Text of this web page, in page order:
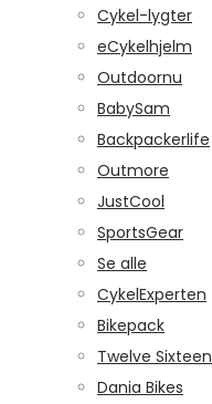
Cykel-lygter
eCykelhjelm
Outdoornu
BabySam
Backpackerlife
Outmore
JustCool
SportsGear
Se alle
CykelExperten
Bikepack
Twelve Sixteen
Dania Bikes